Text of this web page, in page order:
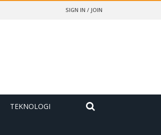
SIGN IN / JOIN
TEKNOLOGI